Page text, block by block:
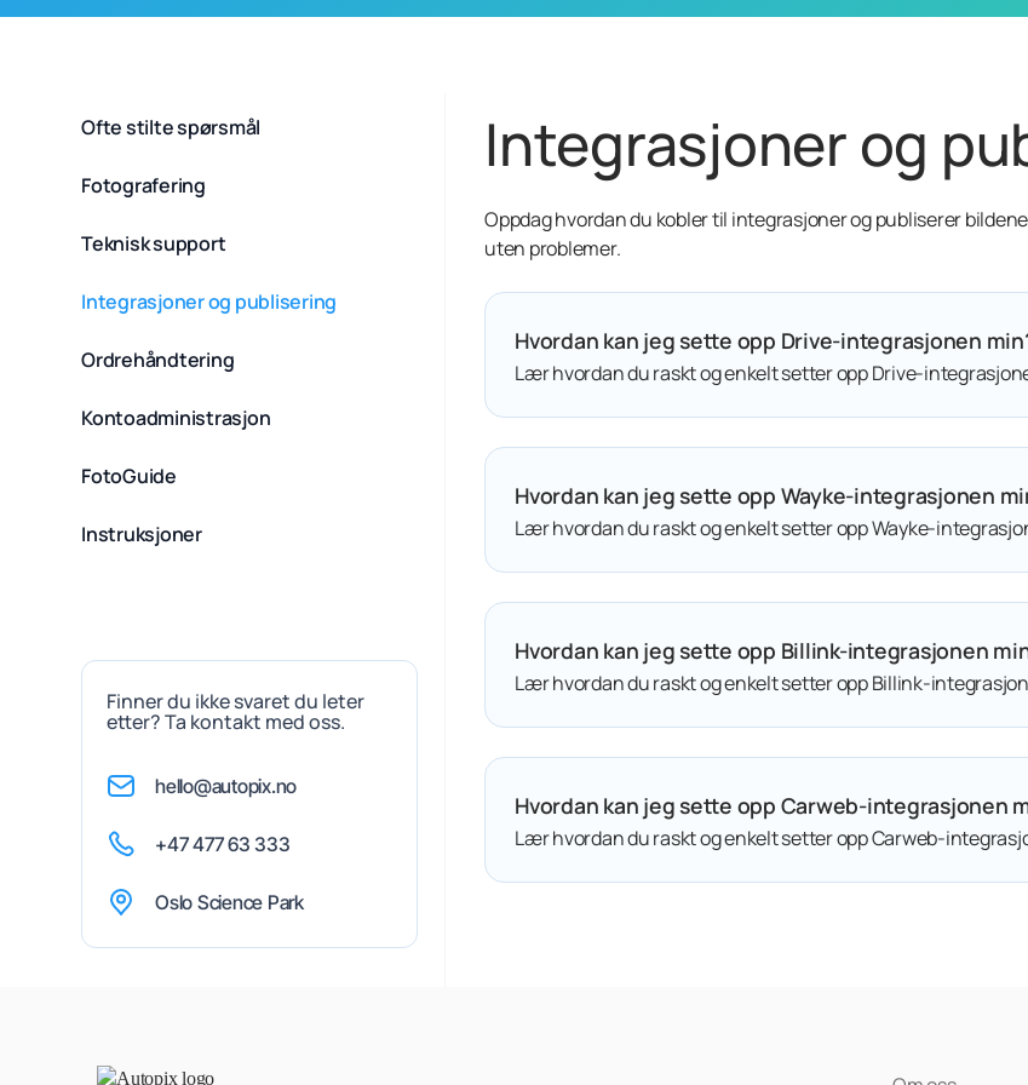
Ofte stilte spørsmål
Fotografering
Teknisk support
Integrasjoner og publisering
Ordrehåndtering
Kontoadministrasjon
FotoGuide
Instruksjoner
Finner du ikke svaret du leter
etter? Ta kontakt med oss.
hello@autopix.no
+47 477 63 333
Oslo Science Park
Integrasjoner og
Oppdag hvordan du kobler til integrasjoner og publiserer
uten problemer.
Hvordan kan jeg sette opp Drive-integrasjonen
Lær hvordan du raskt og enkelt setter opp Drive-
Hvordan kan jeg sette opp Wayke-integrasjonen
Lær hvordan du raskt og enkelt setter opp Wayke-
Hvordan kan jeg sette opp Billink-integrasjonen
Lær hvordan du raskt og enkelt setter opp Billink-
Hvordan kan jeg sette opp Carweb-integrasjonen
Lær hvordan du raskt og enkelt setter opp Carweb-